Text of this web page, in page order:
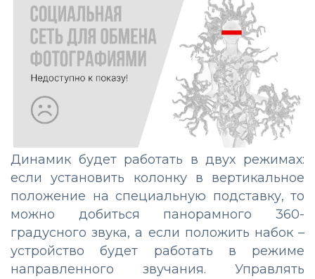
Динамик будет работать в двух режимах:
если установить колонку в вертикальное
положение на специальную подставку, то
можно добиться панорамного 360-
градусного звука, а если положить набок –
устройство будет работать в режиме
направленного звучания. Управлять